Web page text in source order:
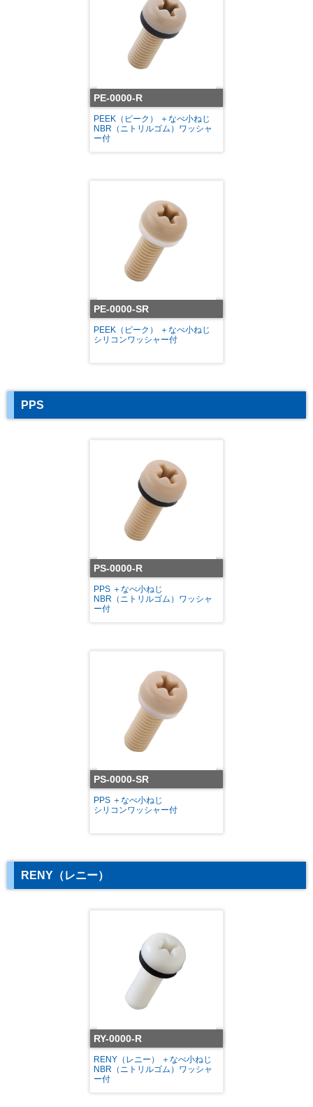
PE-0000-R
PEEK（ピーク） ＋なべ小ねじ
NBR（ニトリルゴム）ワッシャ
ー付
PE-0000-SR
PEEK（ピーク） ＋なべ小ねじ
シリコンワッシャー付
PPS
PS-0000-R
PPS ＋なべ小ねじ
NBR（ニトリルゴム）ワッシャ
ー付
PS-0000-SR
PPS ＋なべ小ねじ
シリコンワッシャー付
RENY（レニー）
RY-0000-R
RENY（レニー） ＋なべ小ねじ
NBR（ニトリルゴム）ワッシャ
ー付